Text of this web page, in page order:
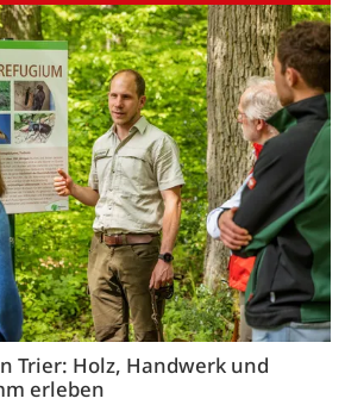
Trier: Holz, Handwerk und
erleben